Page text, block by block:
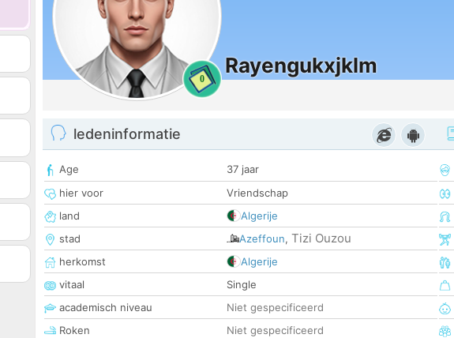
0
Rayengukxjklm
ledeninformatie
Age
37 jaar
hier voor
Vriendschap
land
Algerije
stad
Azeffoun, Tizi Ouzou
herkomst
Algerije
vitaal
Single
academisch niveau
Niet gespecificeerd
Roken
Niet gespecificeerd